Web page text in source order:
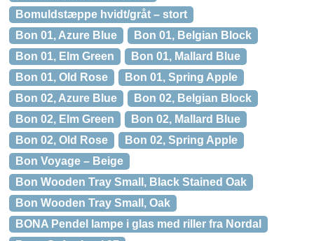
Bomuldstæppe hvidt/gråt – stort
Bon 01, Azure Blue
Bon 01, Belgian Block
Bon 01, Elm Green
Bon 01, Mallard Blue
Bon 01, Old Rose
Bon 01, Spring Apple
Bon 02, Azure Blue
Bon 02, Belgian Block
Bon 02, Elm Green
Bon 02, Mallard Blue
Bon 02, Old Rose
Bon 02, Spring Apple
Bon Voyage – Beige
Bon Wooden Tray Small, Black Stained Oak
Bon Wooden Tray Small, Oak
BONA Pendel lampe i glas med riller fra Nordal